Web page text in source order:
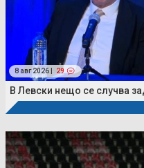
8 авг 2026 | 29
В Левски нещо се случва